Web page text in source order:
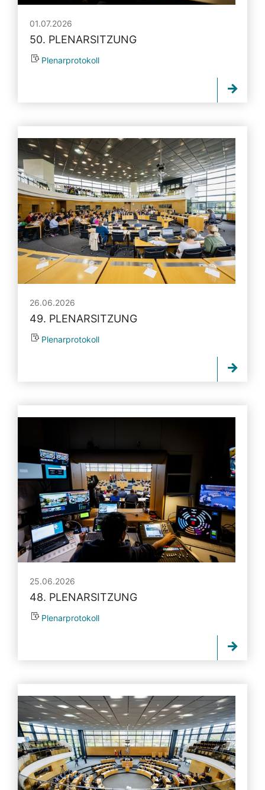
01.07.2026
50. PLENARSITZUNG
Plenarprotokoll
26.06.2026
49. PLENARSITZUNG
Plenarprotokoll
25.06.2026
48. PLENARSITZUNG
Plenarprotokoll